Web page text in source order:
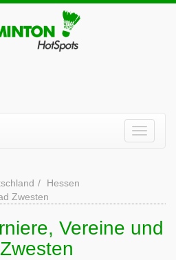
Hessen
Zwesten
Vereine und